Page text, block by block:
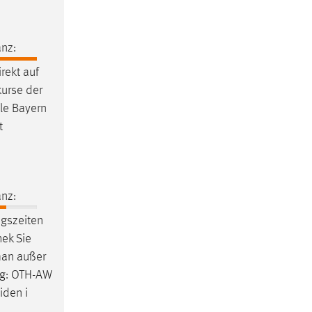
auf
der
Bayern
Sie
außer
OTH-AW
i